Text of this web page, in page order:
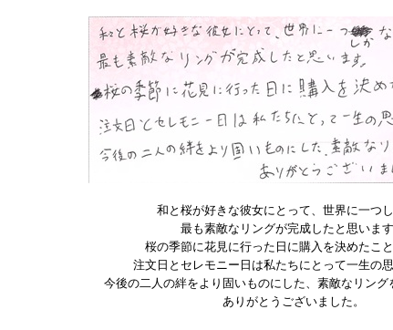
和と桜が好きな彼女にとって、世界に一つ
最も素敵なリングが完成したと思います
桜の季節に花見に行った日に購入を決めたこと
注文日とセレモニー日は私たちにとって一生の思
今後の二人の絆をより固いものにした、素敵なリング
ありがとうございました。